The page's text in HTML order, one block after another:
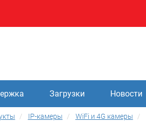
Загрузки Новости
IP-камеры WiFi и 4G камеры